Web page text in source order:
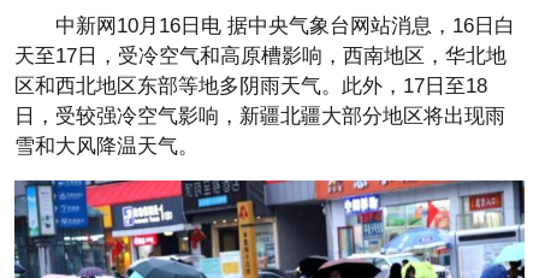
中新网10月16日电 据中央气象台网站消息，16日白
天至17日，受冷空气和高原槽影响，西南地区，华北地
区和西北地区东部等地多阴雨天气。此外，17日至18
日，受较强冷空气影响，新疆北疆大部分地区将出现雨
雪和大风降温天气。